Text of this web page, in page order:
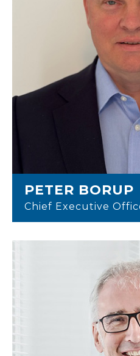
PETER BORUP
Chief Executive